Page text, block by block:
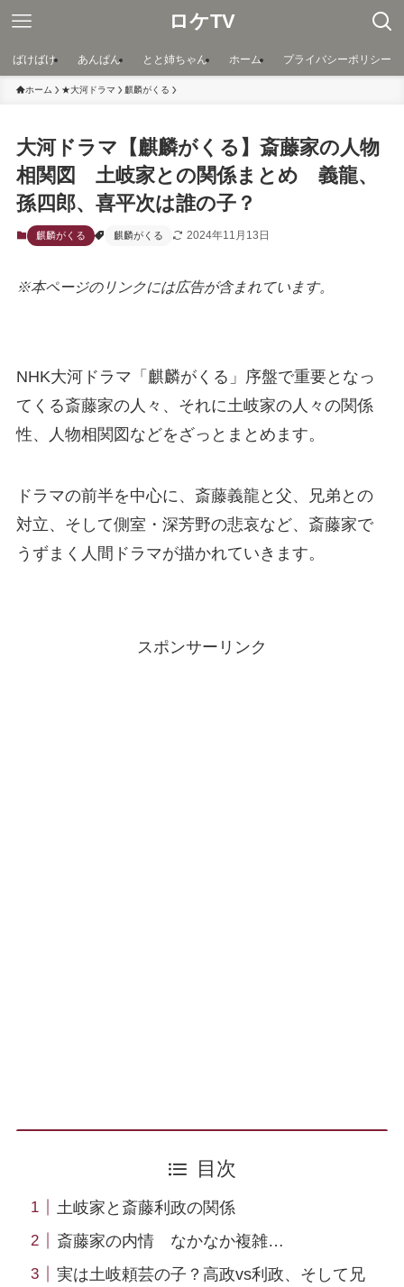
ロケTV
ばけばけ あんぱん とと姉ちゃん ホーム プライバシーポリシー
ホーム ★大河ドラマ 麒麟がくる
大河ドラマ【麒麟がくる】斎藤家の人物
相関図 土岐家との関係まとめ 義龍、
孫四郎、喜平次は誰の子？
麒麟がくる 麒麟がくる 2024年11月13日
※本ページのリンクには広告が含まれています。
NHK大河ドラマ「麒麟がくる」序盤で重要となっ
てくる斎藤家の人々、それに土岐家の人々の関係
性、人物相関図などをざっとまとめます。
ドラマの前半を中心に、斎藤義龍と父、兄弟との
対立、そして側室・深芳野の悲哀など、斎藤家で
うずまく人間ドラマが描かれていきます。
スポンサーリンク
目次
土岐家と斎藤利政の関係
斎藤家の内情 なかなか複雑…
実は土岐頼芸の子？高政vs利政、そして兄